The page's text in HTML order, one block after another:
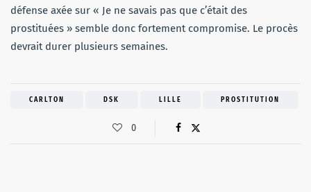
défense axée sur « Je ne savais pas que c’était des
prostituées » semble donc fortement compromise. Le procès
devrait durer plusieurs semaines.
CARLTON DSK LILLE PROSTITUTION
0